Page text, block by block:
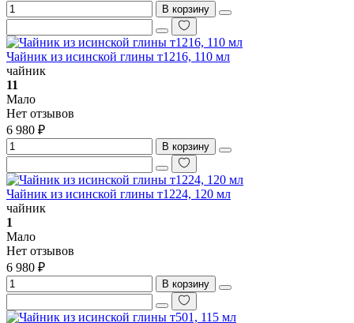
В корзину
Чайник из исинской глины т1216, 110 мл
чайник
11
Мало
Нет отзывов
6 980 ₽
В корзину
Чайник из исинской глины т1224, 120 мл
чайник
1
Мало
Нет отзывов
6 980 ₽
В корзину